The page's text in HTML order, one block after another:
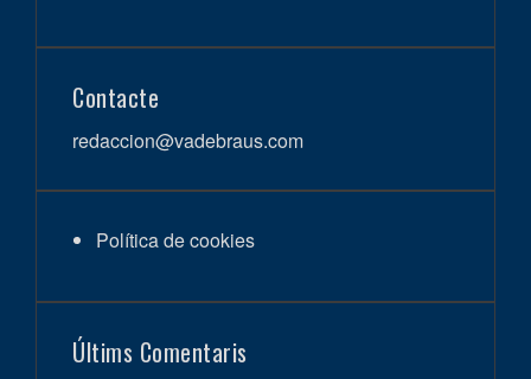
Contacte
redaccion@vadebraus.com
Política de cookies
Últims Comentaris